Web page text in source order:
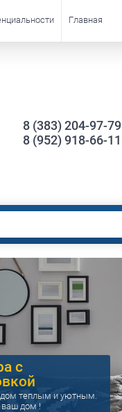
Главная
8 (383) 204-97-79
8 (952) 918-66-11
с
теплым и уютным.
ваш дом !